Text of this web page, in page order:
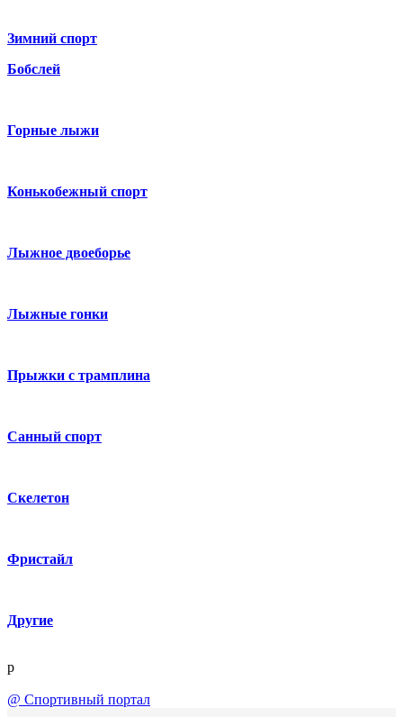
Зимний спорт
Бобслей
Горные лыжи
Конькобежный спорт
Лыжное двоеборье
Лыжные гонки
Прыжки с трамплина
Санный спорт
Скелетон
Фристайл
Другие
p
@ Спортивный портал